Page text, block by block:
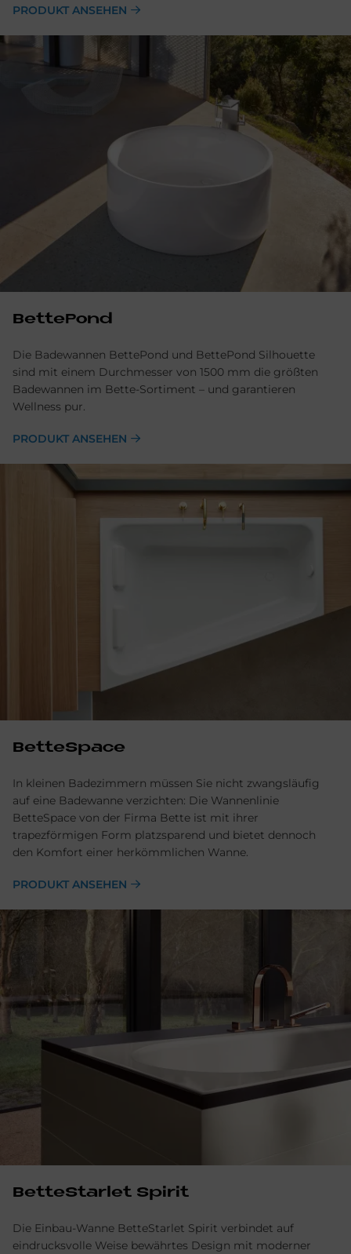
PRODUKT ANSEHEN
BettePond
Die Badewannen BettePond und BettePond Silhouette
sind mit einem Durchmesser von 1500 mm die größten
Badewannen im Bette-Sortiment – und garantieren
Wellness pur.
PRODUKT ANSEHEN
BetteSpace
In kleinen Badezimmern müssen Sie nicht zwangsläufig
auf eine Badewanne verzichten: Die Wannenlinie
BetteSpace von der Firma Bette ist mit ihrer
trapezförmigen Form platzsparend und bietet dennoch
den Komfort einer herkömmlichen Wanne.
PRODUKT ANSEHEN
BetteStarlet Spirit
Die Einbau-Wanne BetteStarlet Spirit verbindet auf
eindrucksvolle Weise bewährtes Design mit moderner